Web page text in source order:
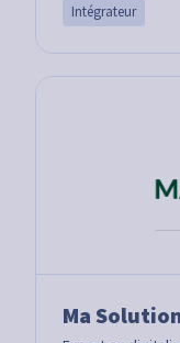
Intégrateur
Ma